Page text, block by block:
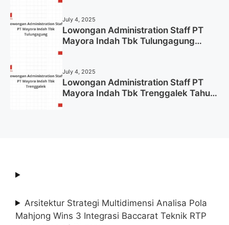
July 4, 2025
Lowongan Administration Staff PT
Mayora Indah Tbk Tulungagung
July 4, 2025
Lowongan Administration Staff PT
Mayora Indah Tbk Trenggalek Tahun
Arsitektur Strategi Multidimensi Analisa Pola
Mahjong Wins 3 Integrasi Baccarat Teknik RTP